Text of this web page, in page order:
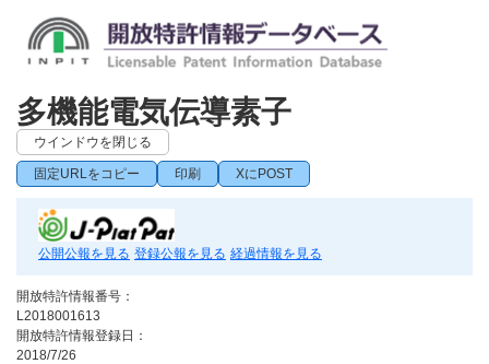
多機能電気伝導素子
ウインドウを閉じる
固定URLをコピー 印刷 XにPOST
公開公報を見る 登録公報を見る 経過情報を見る
開放特許情報番号：
L2018001613
開放特許情報登録日：
2018/7/26